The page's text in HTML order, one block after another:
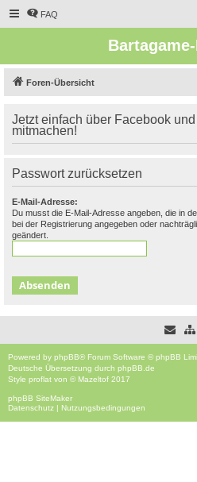
FAQ
Foren-Übersicht
Jetzt einfach über Facebook
mitmachen!
Passwort zurücksetzen
E-Mail-Adresse:
Du musst die E-Mail-Adresse angeben, die in
bei der Registrierung angegeben oder
geändert.
Powered by phpBB® Forum Software © phpBB
Deutsche Übersetzung durch phpBB.de
Style proflat von © Mazeltof 2017
phpBB SiteMaker
Datenschutz | Nutzungsbedingungen